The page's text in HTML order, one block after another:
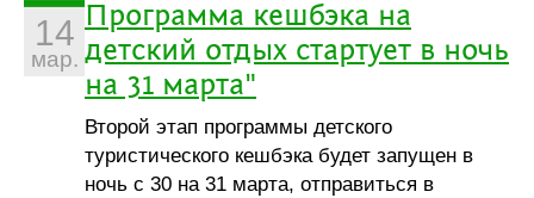
14
мар.
Программа кешбэка на
детский отдых стартует в ночь
на 31 марта"
Второй этап программы детского
туристического кешбэка будет запущен в
ночь с 30 на 31 марта, отправиться в